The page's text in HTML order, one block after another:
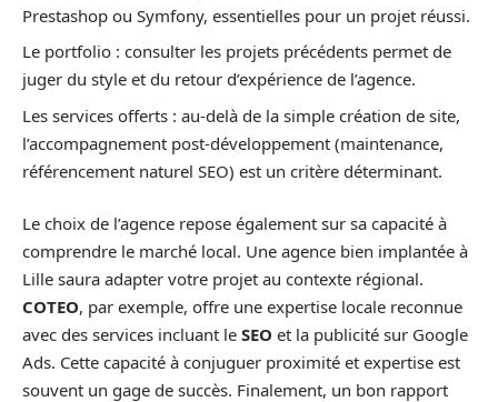
Prestashop ou Symfony, essentielles pour un projet réussi.
Le portfolio : consulter les projets précédents permet de
juger du style et du retour d’expérience de l’agence.
Les services offerts : au-delà de la simple création de site,
l’accompagnement post-développement (maintenance,
référencement naturel SEO) est un critère déterminant.
Le choix de l’agence repose également sur sa capacité à
comprendre le marché local. Une agence bien implantée à
Lille saura adapter votre projet au contexte régional.
COTEO, par exemple, offre une expertise locale reconnue
avec des services incluant le SEO et la publicité sur Google
Ads. Cette capacité à conjuguer proximité et expertise est
souvent un gage de succès. Finalement, un bon rapport